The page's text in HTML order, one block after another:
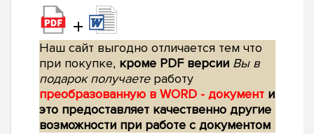
+
Наш сайт выгодно отличается тем что
при покупке, кроме PDF версии Вы в
подарок получаетеработу
преобразованную в WORD - документ и
это предоставляет качественно другие
возможности при работе с документом